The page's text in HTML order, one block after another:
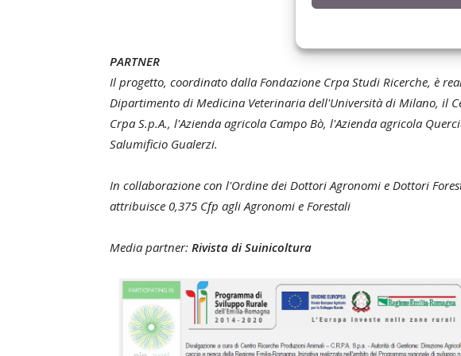
PARTNER
Il progetto, coordinato dalla Fondazione Crpa Studi Ricerche, è
Dipartimento di Medicina Veterinaria dell'Università di Milano, il
Crpa S.p.A., l'Azienda agricola Campo Bò, l'Azienda agricola
Salumificio Gualerzi.
In collaborazione con l'Ordine dei Dottori Agronomi e Dottori
attribuisce 0,375 Cfp agli Agronomi e Forestali
Media partner: Rivista di Suinicoltura